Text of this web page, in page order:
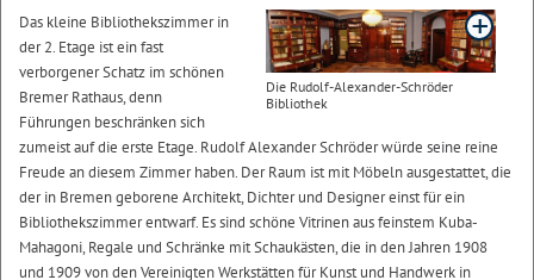
Die Rudolf-Alexander-Schröder
Bibliothek
Das kleine Bibliothekszimmer in
der 2. Etage ist ein fast
verborgener Schatz im schönen
Bremer Rathaus, denn
Führungen beschränken sich
zumeist auf die erste Etage. Rudolf Alexander Schröder würde seine reine
Freude an diesem Zimmer haben. Der Raum ist mit Möbeln ausgestattet, die
der in Bremen geborene Architekt, Dichter und Designer einst für ein
Bibliothekszimmer entwarf. Es sind schöne Vitrinen aus feinstem Kuba-
Mahagoni, Regale und Schränke mit Schaukästen, die in den Jahren 1908
und 1909 von den Vereinigten Werkstätten für Kunst und Handwerk in